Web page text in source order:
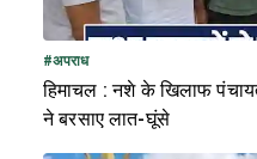
#अपराध
हिमाचल : नशे के खिलाफ
ने बरसाए लात-घूंसे